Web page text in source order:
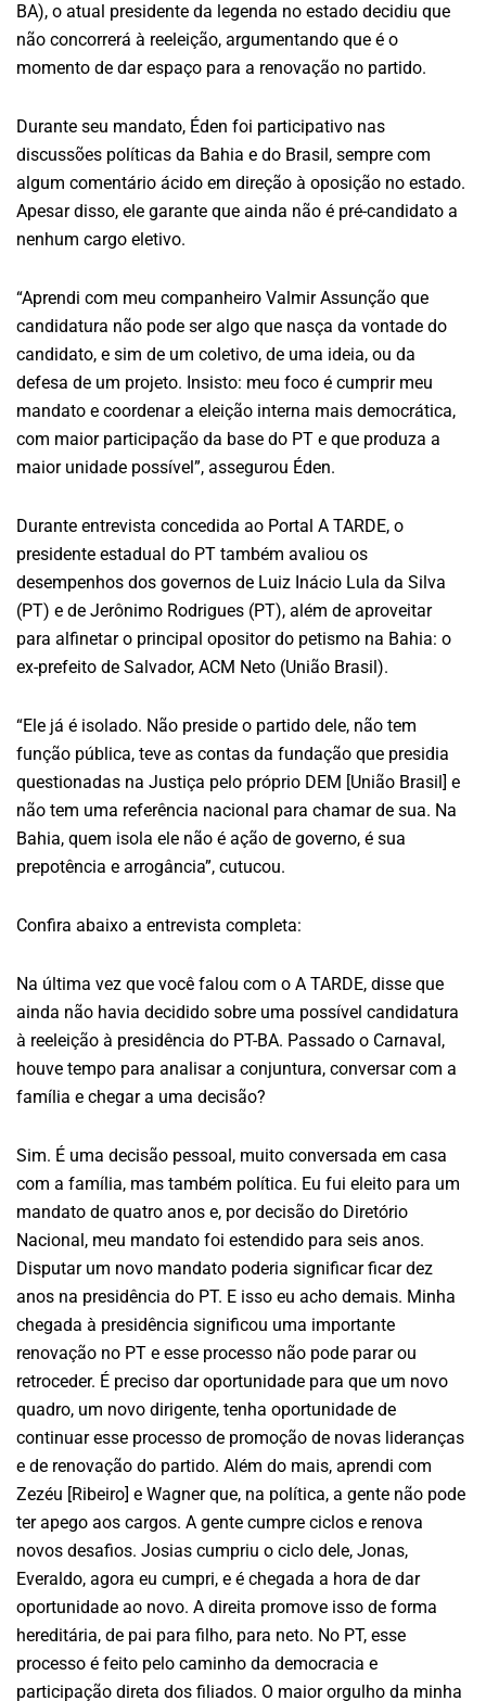
BA), o atual presidente da legenda no estado decidiu que
não concorrerá à reeleição, argumentando que é o
momento de dar espaço para a renovação no partido.
Durante seu mandato, Éden foi participativo nas
discussões políticas da Bahia e do Brasil, sempre com
algum comentário ácido em direção à oposição no estado.
Apesar disso, ele garante que ainda não é pré-candidato a
nenhum cargo eletivo.
“Aprendi com meu companheiro Valmir Assunção que
candidatura não pode ser algo que nasça da vontade do
candidato, e sim de um coletivo, de uma ideia, ou da
defesa de um projeto. Insisto: meu foco é cumprir meu
mandato e coordenar a eleição interna mais democrática,
com maior participação da base do PT e que produza a
maior unidade possível”, assegurou Éden.
Durante entrevista concedida ao Portal A TARDE, o
presidente estadual do PT também avaliou os
desempenhos dos governos de Luiz Inácio Lula da Silva
(PT) e de Jerônimo Rodrigues (PT), além de aproveitar
para alfinetar o principal opositor do petismo na Bahia: o
ex-prefeito de Salvador, ACM Neto (União Brasil).
“Ele já é isolado. Não preside o partido dele, não tem
função pública, teve as contas da fundação que presidia
questionadas na Justiça pelo próprio DEM [União Brasil] e
não tem uma referência nacional para chamar de sua. Na
Bahia, quem isola ele não é ação de governo, é sua
prepotência e arrogância”, cutucou.
Confira abaixo a entrevista completa:
Na última vez que você falou com o A TARDE, disse que
ainda não havia decidido sobre uma possível candidatura
à reeleição à presidência do PT-BA. Passado o Carnaval,
houve tempo para analisar a conjuntura, conversar com a
família e chegar a uma decisão?
Sim. É uma decisão pessoal, muito conversada em casa
com a família, mas também política. Eu fui eleito para um
mandato de quatro anos e, por decisão do Diretório
Nacional, meu mandato foi estendido para seis anos.
Disputar um novo mandato poderia significar ficar dez
anos na presidência do PT. E isso eu acho demais. Minha
chegada à presidência significou uma importante
renovação no PT e esse processo não pode parar ou
retroceder. É preciso dar oportunidade para que um novo
quadro, um novo dirigente, tenha oportunidade de
continuar esse processo de promoção de novas lideranças
e de renovação do partido. Além do mais, aprendi com
Zezéu [Ribeiro] e Wagner que, na política, a gente não pode
ter apego aos cargos. A gente cumpre ciclos e renova
novos desafios. Josias cumpriu o ciclo dele, Jonas,
Everaldo, agora eu cumpri, e é chegada a hora de dar
oportunidade ao novo. A direita promove isso de forma
hereditária, de pai para filho, para neto. No PT, esse
processo é feito pelo caminho da democracia e
participação direta dos filiados. O maior orgulho da minha